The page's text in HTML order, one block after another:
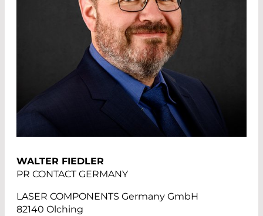
WALTER FIEDLER
PR CONTACT GERMANY
LASER COMPONENTS Germany GmbH
82140 Olching